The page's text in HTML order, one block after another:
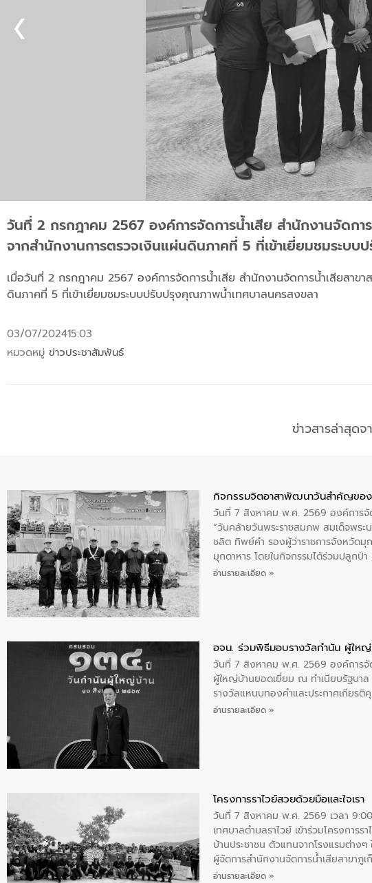
วันที่ 2 กรกฎาคม 2567 องค์การจัดการน้ำเสีย สำนักงานจัดกา
จากสำนักงานการตรวจเงินแผ่นดินภาคที่ 5 ที่เข้าเยี่ยมชมระบ
เมื่อวันที่ 2 กรกฎาคม 2567 องค์การจัดการน้ำเสีย สำนักงานจัดการน้ำเสียสาข
ดินภาคที่ 5 ที่เข้าเยี่ยมชมระบบปรับปรุงคุณภาพน้ำเทศบาลนครสงขลา
03/07/202415:03
หมวดหมู่ ข่าวประชาสัมพันธ์
ข่าวสารล่าสุด
กิจกรรมจิตอาสาพัฒนาวันสําคัญของ
วันที่ 7 สิงหาคม พ.ศ. 2569 องค์การจั
“วันคล้ายวันพระราชสมภพ สมเด็จพร
ชลิต ทิพย์คำ รองผู้ว่าราชการจังหวัดมุ
มุกดาหาร โดยในกิจกรรมได้ร่วมปลูกป่
พระบรมราชินีนาถ พระบรมราชชนนีพั
อ่านรายละเอียด »
อจน. ร่วมพิธีมอบรางวัลกำนัน ผู้ให
วันที่ 7 สิงหาคม พ.ศ. 2569 องค์การ
ผู้ใหญ่บ้านยอดเยี่ยม ณ ทำเนียบรัฐบาล
รางวัลแหนบทองคำและประกาศเกียร
อ่านรายละเอียด »
โครงการราไวย์สวยด้วยมือและใจเรา
วันที่ 7 สิงหาคม พ.ศ. 2569 เวลา
เทศบาลตำบลราไวย์ เข้าร่วมโครงการ
บ้านประชาชน ตัวแทนจากโรงแรมต่าง
ผู้จัดการสำนักงานจัดการน้ำเสียสาขา
บริเวณแหลมพรหมเทพ หมู่ที่ 6 ตำบลรา
อ่านรายละเอียด »